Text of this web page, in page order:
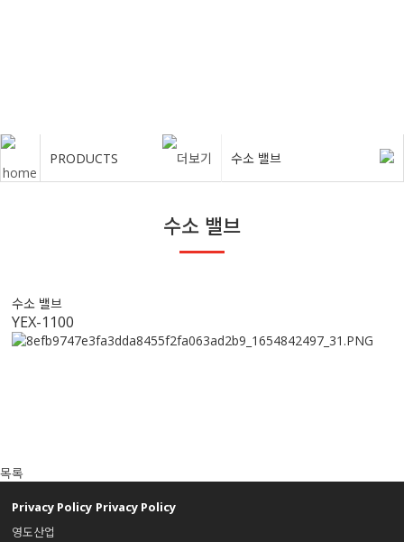
PRODUCTS 수소 밸브
수소 밸브
수소 밸브
YEX-1100
목록
Privacy Policy Privacy Policy
영도산업